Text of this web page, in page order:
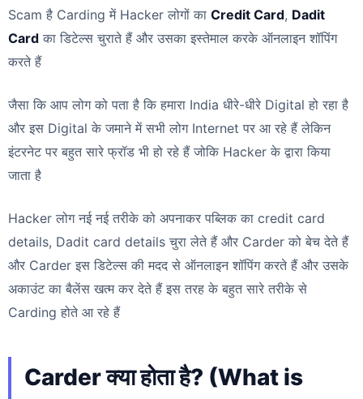
Scam है Carding में Hacker लोगों का Credit Card, Dadit
Card का डिटेल्स चुराते हैं और उसका इस्तेमाल करके ऑनलाइन शॉपिंग
करते हैं
जैसा कि आप लोग को पता है कि हमारा India धीरे-धीरे Digital हो रहा है
और इस Digital के जमाने में सभी लोग Internet पर आ रहे हैं लेकिन
इंटरनेट पर बहुत सारे फ्रॉड भी हो रहे हैं जोकि Hacker के द्वारा किया
जाता है
Hacker लोग नई नई तरीके को अपनाकर पब्लिक का credit card
details, Dadit card details चुरा लेते हैं और Carder को बेच देते हैं
और Carder इस डिटेल्स की मदद से ऑनलाइन शॉपिंग करते हैं और उसके
अकाउंट का बैलेंस खत्म कर देते हैं इस तरह के बहुत सारे तरीके से
Carding होते आ रहे हैं
Carder क्या होता है? (What is